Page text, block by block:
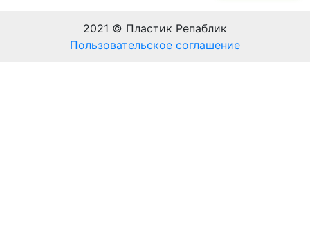
2021 © Пластик Репаблик
Пользовательское соглашение